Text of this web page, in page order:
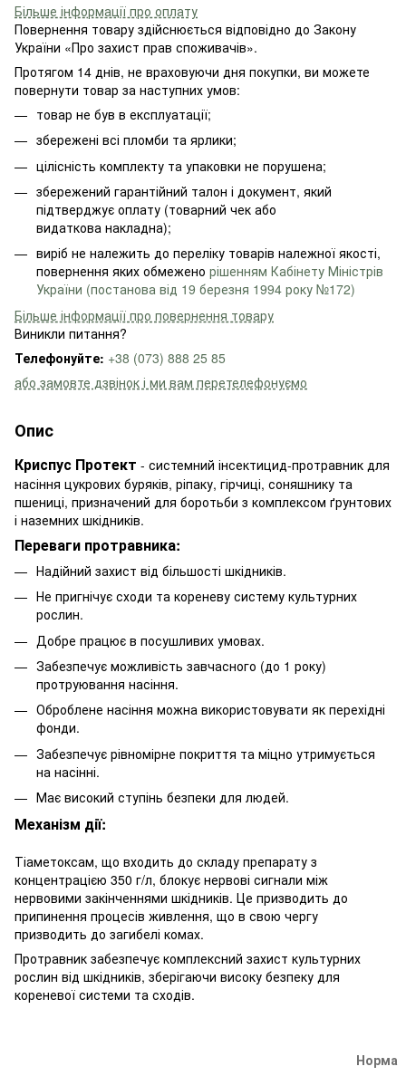
Більше інформації про оплату
Повернення товару здійснюється відповідно до Закону
України «Про захист прав споживачів».
Протягом 14 днів, не враховуючи дня покупки, ви можете
повернути товар за наступних умов:
товар не був в експлуатації;
збережені всі пломби та ярлики;
цілісність комплекту та упаковки не порушена;
збережений гарантійний талон і документ, який
підтверджує оплату (товарний чек або
видаткова накладна);
виріб не належить до переліку товарів належної якості,
повернення яких обмежено рішенням Кабінету Міністрів
України (постанова від 19 березня 1994 року №172)
Більше інформації про повернення товару
Виникли питання?
Телефонуйте: +38 (073) 888 25 85
або замовте дзвінок і ми вам перетелефонуємо
Опис
Криспус Протект - системний інсектицид-протравник для
насіння цукрових буряків, ріпаку, гірчиці, соняшнику та
пшениці, призначений для боротьби з комплексом ґрунтових
і наземних шкідників.
Переваги протравника:
Надійний захист від більшості шкідників.
Не пригнічує сходи та кореневу систему культурних
рослин.
Добре працює в посушливих умовах.
Забезпечує можливість завчасного (до 1 року)
протруювання насіння.
Оброблене насіння можна використовувати як перехідні
фонди.
Забезпечує рівномірне покриття та міцно утримується
на насінні.
Має високий ступінь безпеки для людей.
Механізм дії:
Тіаметоксам, що входить до складу препарату з
концентрацією 350 г/л, блокує нервові сигнали між
нервовими закінченнями шкідників. Це призводить до
припинення процесів живлення, що в свою чергу
призводить до загибелі комах.
Протравник забезпечує комплексний захист культурних
рослин від шкідників, зберігаючи високу безпеку для
кореневої системи та сходів.
Норма